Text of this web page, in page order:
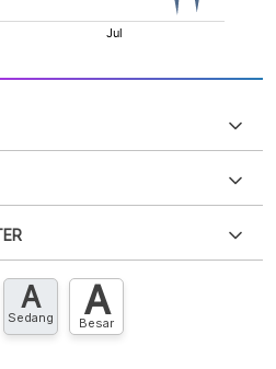
sekarang
»
A
Sedang A
Besar